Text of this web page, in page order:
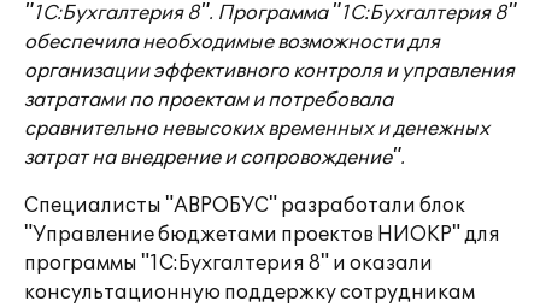
"1С:Бухгалтерия 8". Программа "1С:Бухгалтерия 8"
обеспечила необходимые возможности для
организации эффективного контроля и управления
затратами по проектам и потребовала
сравнительно невысоких временных и денежных
затрат на внедрение и сопровождение".
Специалисты "АВРОБУС" разработали блок
"Управление бюджетами проектов НИОКР" для
программы "1С:Бухгалтерия 8" и оказали
консультационную поддержку сотрудникам